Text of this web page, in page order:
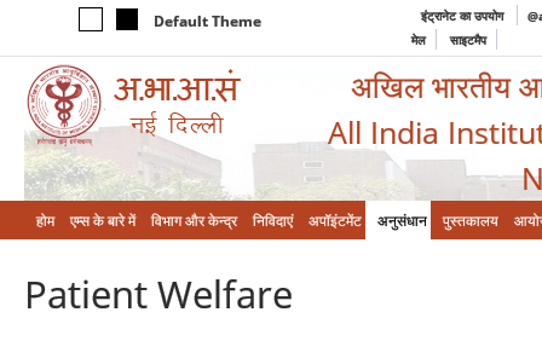
Default Theme इंट्रानेट का उपयोग
मेल
साइटमैप
अखिल भारतीय
All India
होम एम्‍स के बारे में विभाग और केन्‍द्र निविदाएं अपॉइंटमेंट अनुसंधान पुस्तकालय
Patient Welfare